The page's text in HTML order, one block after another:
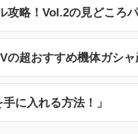
攻略！Vol.2の見どころパ
の超おすすめ機体ガシャ
に入れる方法！」